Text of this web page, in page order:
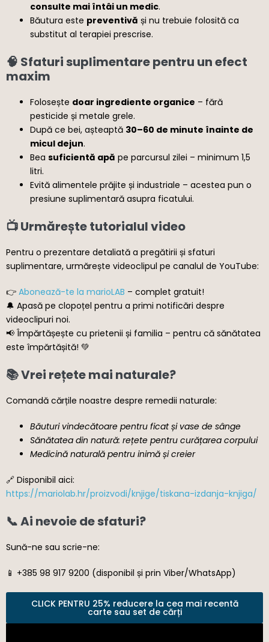
consulte mai întâi un medic.
Băutura este preventivă și nu trebuie folosită ca
substitut al terapiei prescrise.
🧠 Sfaturi suplimentare pentru un efect
maxim
Folosește doar ingrediente organice – fără
pesticide și metale grele.
După ce bei, așteaptă 30–60 de minute înainte de
micul dejun.
Bea suficientă apă pe parcursul zilei – minimum 1,5
litri.
Evită alimentele prăjite și industriale – acestea pun o
presiune suplimentară asupra ficatului.
📺 Urmărește tutorialul video
Pentru o prezentare detaliată a pregătirii și sfaturi
suplimentare, urmărește videoclipul pe canalul de YouTube:
👉 Abonează-te la marioLAB – complet gratuit!
🔔 Apasă pe clopoțel pentru a primi notificări despre
videoclipuri noi.
📢 Împărtășește cu prietenii și familia – pentru că sănătatea
este împărtășită! 💚
📚 Vrei rețete mai naturale?
Comandă cărțile noastre despre remedii naturale:
Băuturi vindecătoare pentru ficat și vase de sânge
Sănătatea din natură: rețete pentru curățarea corpului
Medicină naturală pentru inimă și creier
🔗 Disponibil aici:
https://mariolab.hr/proizvodi/knjige/tiskana-izdanja-knjiga/
📞 Ai nevoie de sfaturi?
Sună-ne sau scrie-ne:
📱 +385 98 917 9200 (disponibil și prin Viber/WhatsApp)
CLICK PENTRU 25% reducere la cea mai recentă
carte sau set de cărți